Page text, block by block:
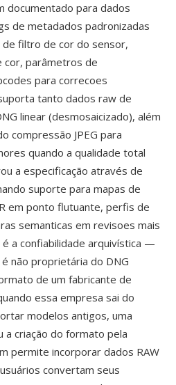
documentado para dados
de metadados padronizadas
filtro de cor do sensor,
cor, parâmetros de
para correcoes
tanto dados raw de
linear (desmosaicizado), além
compressão JPEG para
quando a qualidade total
a especificação através de
suporte para mapas de
em ponto flutuante, perfis de
semanticas em revisoes mais
a confiabilidade arquivística —
não proprietária do DNG
de um fabricante de
essa empresa sai do
modelos antigos, uma
a criação do formato pela
permite incorporar dados RAW
convertam seus